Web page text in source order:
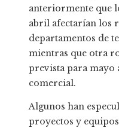
anteriormente que
abril afectarían los
departamentos de
mientras que otra
prevista para mayo
comercial.
Algunos han
proyectos y